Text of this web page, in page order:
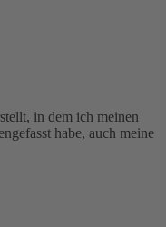
in dem ich meinen
habe, auch meine